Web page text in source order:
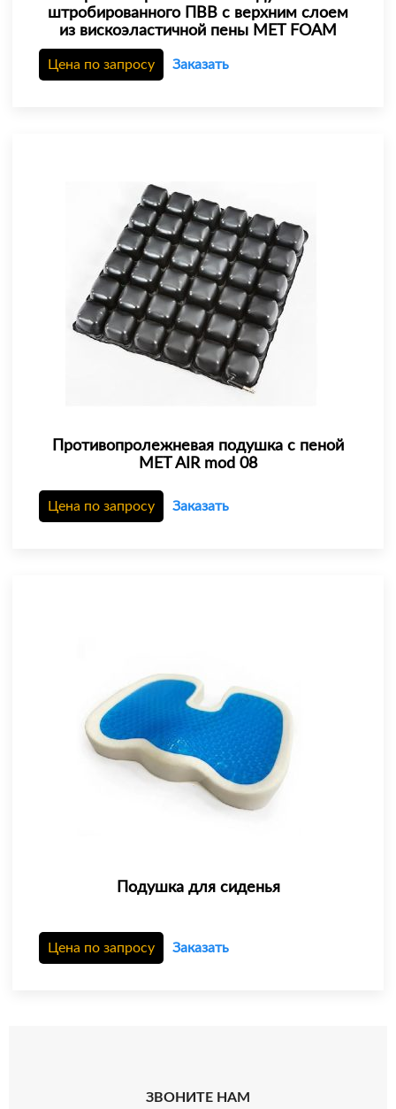
штробированного ПВВ с верхним слоем
из вискоэластичной пены MET FOAM
Цена по запросу Заказать
Противопролежневая подушка с пеной
MET AIR mod 08
Цена по запросу Заказать
Подушка для сиденья
Цена по запросу Заказать
ЗВОНИТЕ НАМ